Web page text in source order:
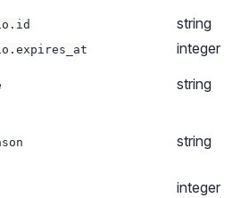
string
integer
string
string
integer